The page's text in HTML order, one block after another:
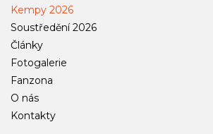
Kempy 2026
Soustředění 2026
Články
Fotogalerie
Fanzona
O nás
Kontakty